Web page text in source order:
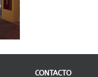
CONTACTO